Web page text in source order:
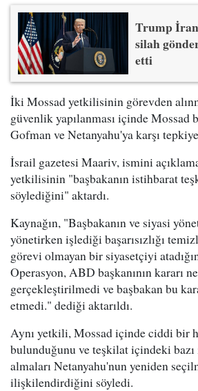
Trump
silah
etti
İki Mossad yetkilisinin görevden
güvenlik yapılanması içinde Mossad
Gofman ve Netanyahu'ya karşı
İsrail gazetesi Maariv, ismini
yetkilisinin "başbakanın istihbarat
söylediğini" aktardı.
Kaynağın, "Başbakanın ve siyasi
yönetirken işlediği başarısızlığı
görevi olmayan bir siyasetçiyi
Operasyon, ABD başkanının kararı
gerçekleştirilmedi ve başbakan bu
etmedi." dediği aktarıldı.
Aynı yetkili, Mossad içinde ciddi bir
bulunduğunu ve teşkilat içindeki
almaları Netanyahu'nun yeniden
ilişkilendirdiğini söyledi.